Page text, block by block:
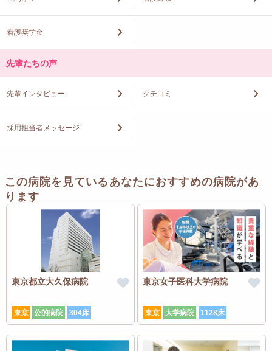
看護奨学金
先輩たちの声
先輩インタビュー クチコミ
採用担当者メッセージ
この病院を見ているあなたにおすすめの病院があ
ります
東京都立大久保病院
東京 公的病院 304床
東京女子医科大学病院
東京 大学病院 1128床